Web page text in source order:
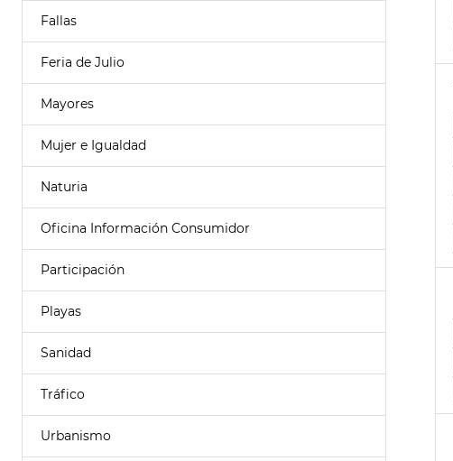
Fallas
Feria de Julio
Mayores
Mujer e Igualdad
Naturia
Oficina Información Consumidor
Participación
Playas
Sanidad
Tráfico
Urbanismo